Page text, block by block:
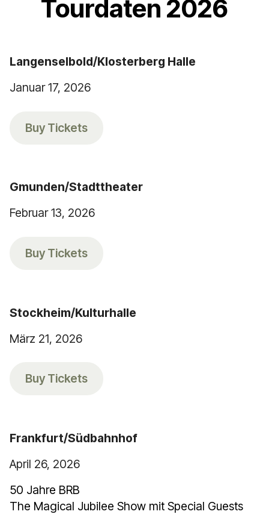
Tourdaten 2026
Langenselbold/Klosterberg Halle
Januar 17, 2026
Buy Tickets
Gmunden/Stadttheater
Februar 13, 2026
Buy Tickets
Stockheim/Kulturhalle
März 21, 2026
Buy Tickets
Frankfurt/Südbahnhof
April 26, 2026
50 Jahre BRB
The Magical Jubilee Show mit Special Guests